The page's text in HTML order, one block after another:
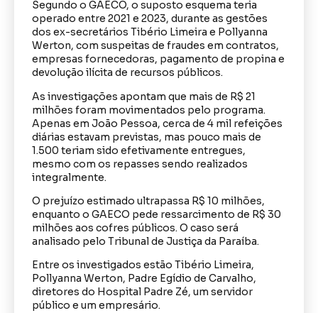
Segundo o GAECO, o suposto esquema teria
operado entre 2021 e 2023, durante as gestões
dos ex-secretários Tibério Limeira e Pollyanna
Werton, com suspeitas de fraudes em contratos,
empresas fornecedoras, pagamento de propina e
devolução ilícita de recursos públicos.
As investigações apontam que mais de R$ 21
milhões foram movimentados pelo programa.
Apenas em João Pessoa, cerca de 4 mil refeições
diárias estavam previstas, mas pouco mais de
1.500 teriam sido efetivamente entregues,
mesmo com os repasses sendo realizados
integralmente.
O prejuízo estimado ultrapassa R$ 10 milhões,
enquanto o GAECO pede ressarcimento de R$ 30
milhões aos cofres públicos. O caso será
analisado pelo Tribunal de Justiça da Paraíba.
Entre os investigados estão Tibério Limeira,
Pollyanna Werton, Padre Egídio de Carvalho,
diretores do Hospital Padre Zé, um servidor
público e um empresário.